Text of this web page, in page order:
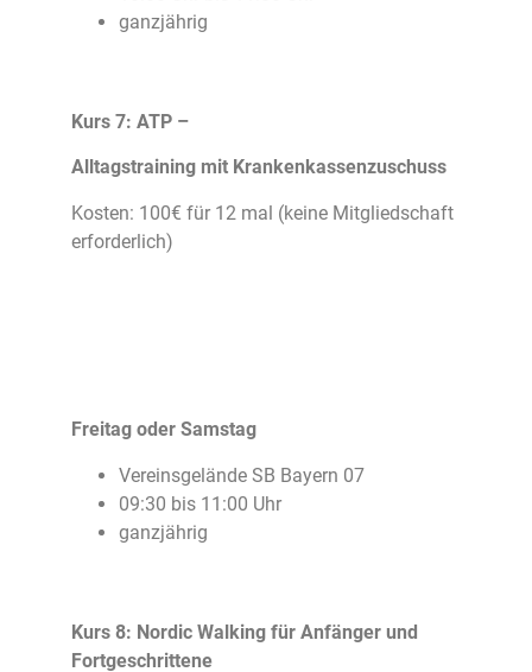
ganzjährig
Kurs 7: ATP –
Alltagstraining mit Krankenkassenzuschuss
Kosten: 100€ für 12 mal (keine Mitgliedschaft
erforderlich)
Freitag oder Samstag
Vereinsgelände SB Bayern 07
09:30 bis 11:00 Uhr
ganzjährig
Kurs 8: Nordic Walking für Anfänger und
Fortgeschrittene